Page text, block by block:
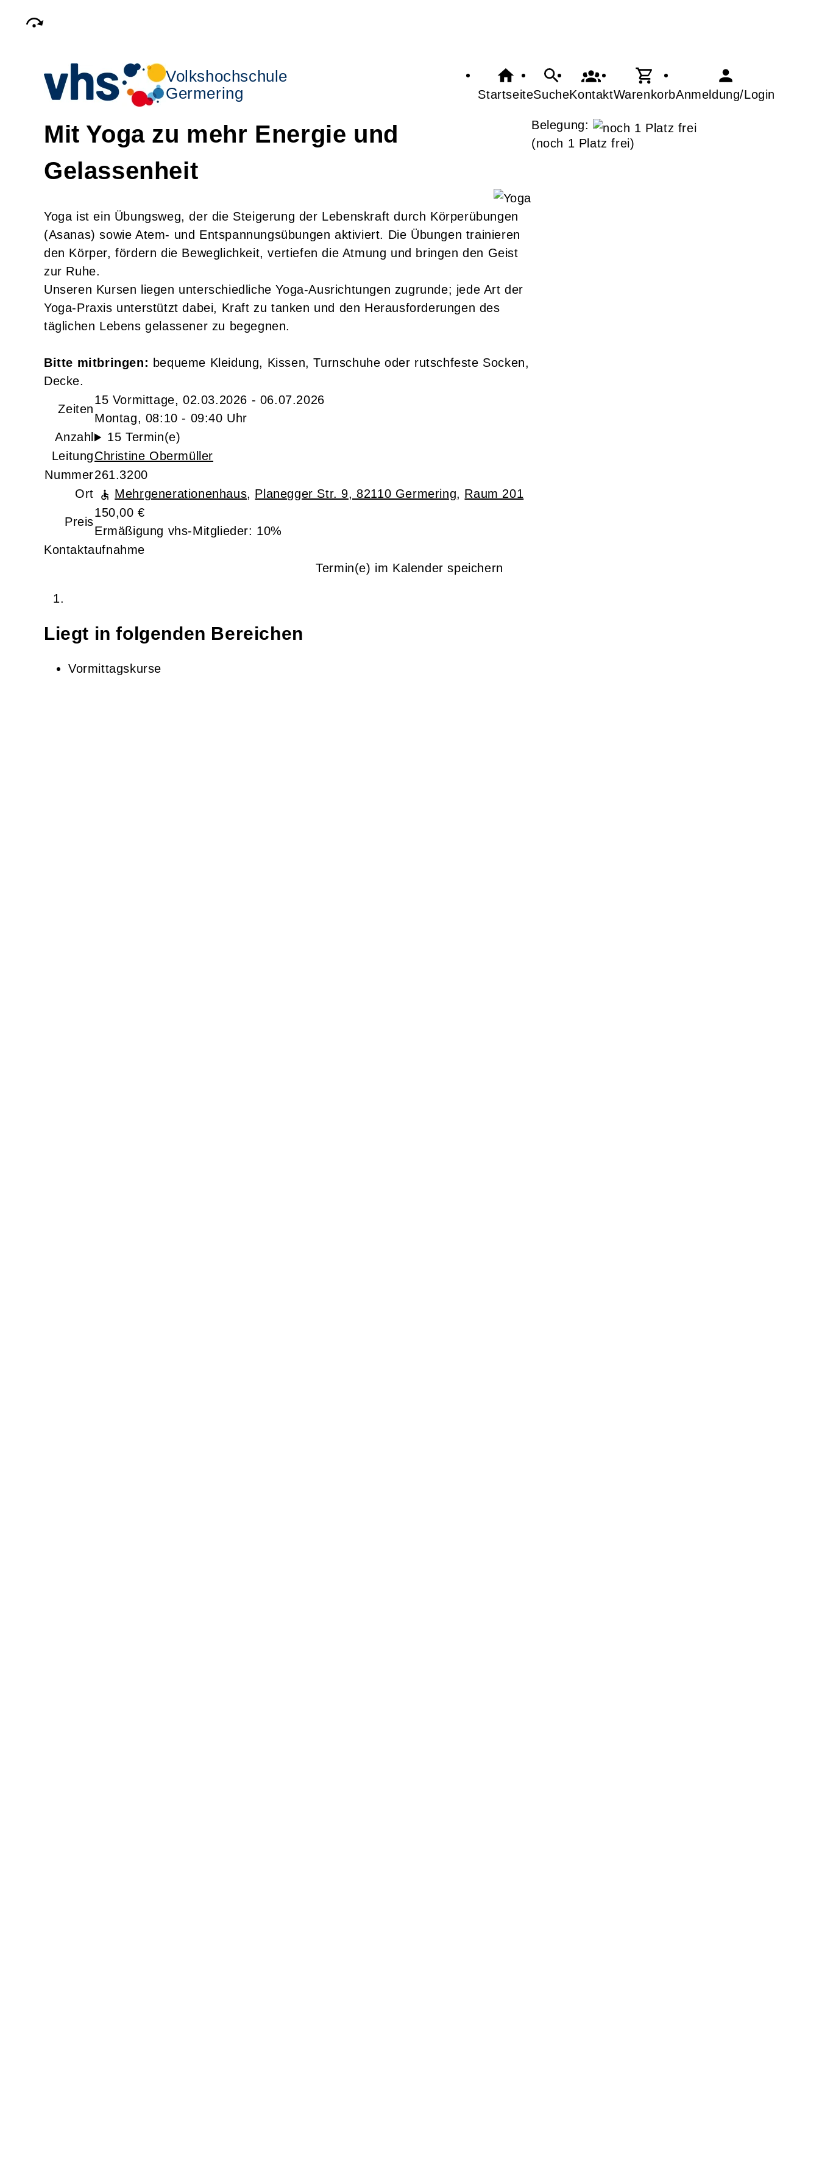
Volkshochschule
Germering
StartseiteSucheKontaktWarenkorbAnmeldung/Login
Mit Yoga zu mehr Energie und
Gelassenheit
Yoga ist ein Übungsweg, der die Steigerung der Lebenskraft durch Körperübungen
(Asanas) sowie Atem- und Entspannungsübungen aktiviert. Die Übungen trainieren
den Körper, fördern die Beweglichkeit, vertiefen die Atmung und bringen den Geist
zur Ruhe.
Unseren Kursen liegen unterschiedliche Yoga-Ausrichtungen zugrunde; jede Art der
Yoga-Praxis unterstützt dabei, Kraft zu tanken und den Herausforderungen des
täglichen Lebens gelassener zu begegnen.
Bitte mitbringen: bequeme Kleidung, Kissen, Turnschuhe oder rutschfeste Socken,
Decke.
Zeiten
15 Vormittage, 02.03.2026 - 06.07.2026
Montag, 08:10 - 09:40 Uhr
Anzahl
15 Termin(e)
LeitungChristine Obermüller
Nummer261.3200
Ort
Mehrgenerationenhaus, Planegger Str. 9, 82110 Germering, Raum 201
Preis
150,00 €
Ermäßigung vhs-Mitglieder: 10%
Kontaktaufnahme
Belegung:
(noch 1 Platz frei)
Termin(e) im Kalender speichern
Liegt in folgenden Bereichen
Vormittagskurse